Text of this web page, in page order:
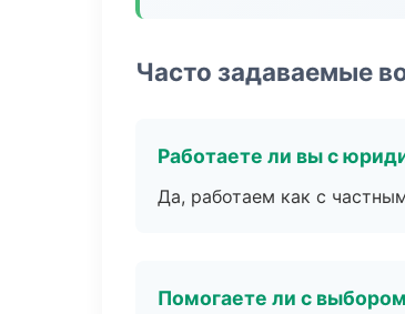
Часто задаваемые
Работаете ли вы с
Да, работаем как с
Помогаете ли с